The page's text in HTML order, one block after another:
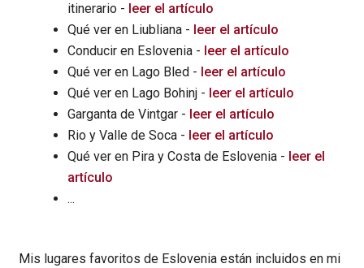
itinerario - leer el artículo
Qué ver en Liubliana - leer el artículo
Conducir en Eslovenia - leer el artículo
Qué ver en Lago Bled - leer el artículo
Qué ver en Lago Bohinj - leer el artículo
Garganta de Vintgar - leer el artículo
Rio y Valle de Soca - leer el artículo
Qué ver en Pira y Costa de Eslovenia - leer el
artículo
...
Mis lugares favoritos de Eslovenia están incluidos en mi